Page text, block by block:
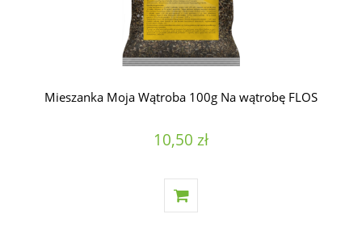
Mieszanka Moja Wątroba 100g Na wątrobę FLOS
10,50 zł